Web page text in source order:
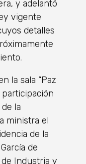
y adelantó
vigente
detalles
la sala “Paz
participación
la
ministra el
de la
de
Industria y